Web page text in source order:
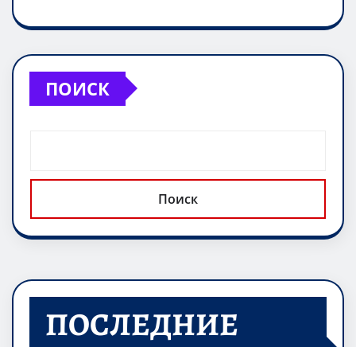
n
o
kl
a
ki
at
s
A
p
er e
gr
п
р
ь
ПОИСК
Поиск
ПОСЛЕДНИЕ